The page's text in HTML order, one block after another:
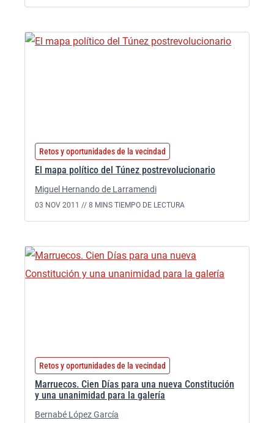
Retos y oportunidades de la vecindad
El mapa político del Túnez postrevolucionario
Miguel Hernando de Larramendi
03 NOV 2011 // 8 MINS TIEMPO DE LECTURA
Retos y oportunidades de la vecindad
Marruecos. Cien Días para una nueva Constitución
y una unanimidad para la galería
Bernabé López García